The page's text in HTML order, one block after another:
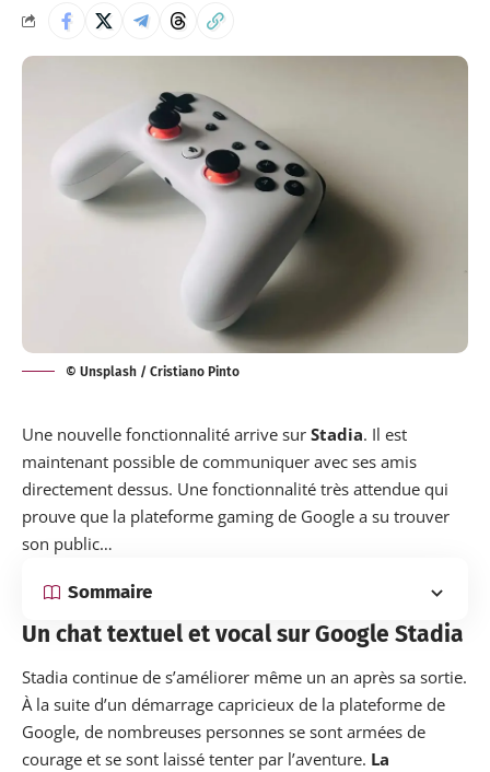
© Unsplash / Cristiano Pinto
Une nouvelle fonctionnalité arrive sur Stadia. Il est
maintenant possible de communiquer avec ses amis
directement dessus. Une fonctionnalité très attendue qui
prouve que la plateforme gaming de Google a su trouver
son public…
Sommaire
Un chat textuel et vocal sur Google Stadia
Stadia continue de s’améliorer même un an après sa sortie.
À la suite d’un démarrage capricieux de la plateforme de
Google, de nombreuses personnes se sont armées de
courage et se sont laissé tenter par l’aventure. La